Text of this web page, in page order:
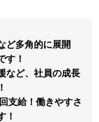
ど多角的に展開
す！
など、社員の成長
支給！働きやすさ
！